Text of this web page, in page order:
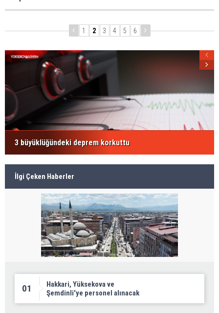
1 2 3 4 5 6
3 büyüklüğündeki deprem korkuttu
İlgi Çeken Haberler
01
Hakkari, Yüksekova ve
Şemdinli'ye personel alınacak